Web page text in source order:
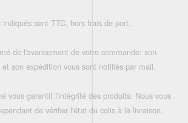
indiqués sont TTC, hors frais de port,
de l'avancement de votre commande: son
son expédition vous sont notifiés par mail.
vous garantit l'intégrité des produits. Nous vous
de vérifier l'état du colis à la livraison.